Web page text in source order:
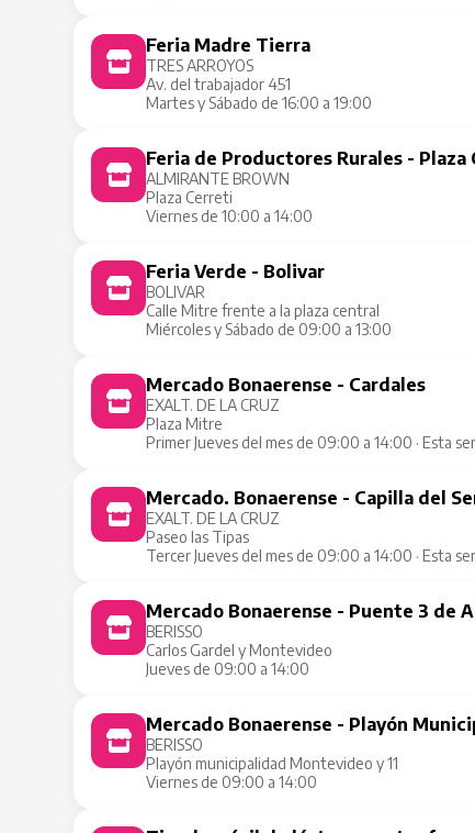
Feria Madre Tierra
TRES ARROYOS
Av. del trabajador 451
Martes y Sábado de 16:00 a 19:00
Feria de Productores Rurales - Plaza
ALMIRANTE BROWN
Plaza Cerreti
Viernes de 10:00 a 14:00
Feria Verde - Bolivar
BOLIVAR
Calle Mitre frente a la plaza central
Miércoles y Sábado de 09:00 a 13:00
Mercado Bonaerense - Cardales
EXALT. DE LA CRUZ
Plaza Mitre
Primer Jueves del mes de 09:00 a 14:00 · Esta
Mercado. Bonaerense - Capilla del
EXALT. DE LA CRUZ
Paseo las Tipas
Tercer Jueves del mes de 09:00 a 14:00 · Esta
Mercado Bonaerense - Puente 3 de
BERISSO
Carlos Gardel y Montevideo
Jueves de 09:00 a 14:00
Mercado Bonaerense - Playón
BERISSO
Playón municipalidad Montevideo y 11
Viernes de 09:00 a 14:00